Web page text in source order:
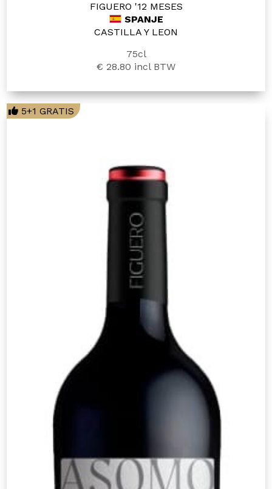
FIGUERO '12 MESES
SPANJE
CASTILLA Y LEON
75cl
€ 28.80 incl BTW
5+1 GRATIS